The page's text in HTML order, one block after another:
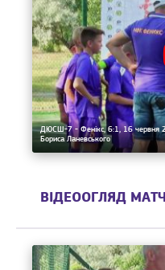
ДЮСШ-7 - Фенікс, 6:1, 16 червня
Бориса Ланевського
ВІДЕООГЛЯД